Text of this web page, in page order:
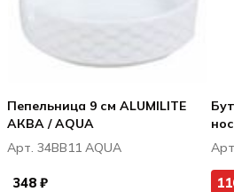
Пепельница 9 см ALUMILITE
АКВА / AQUA
Арт. 34BB11 AQUA
348 ₽